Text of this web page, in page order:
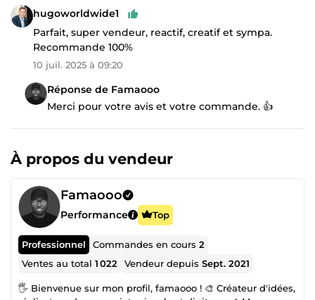
hugoworldwide1
Parfait, super vendeur, reactif, creatif et sympa.
Recommande 100%
10 juil. 2025 à 09:20
Réponse de Famaooo
Merci pour votre avis et votre commande. 👍
À propos du vendeur
Famaooo
Performance Top
Professionnel Commandes en cours2
Ventes au total1 022 Vendeur depuisSept. 2021
🖐 Bienvenue sur mon profil, famaooo ! 🎨 Créateur d'idées,